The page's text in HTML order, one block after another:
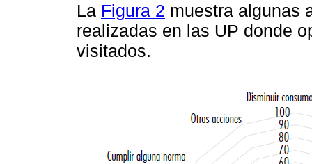
La Figura 2 muestra algunas
realizadas en las UP donde
visitados.